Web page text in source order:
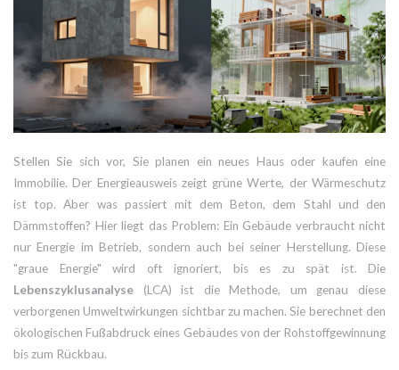
Stellen Sie sich vor, Sie planen ein neues Haus oder kaufen eine
Immobilie. Der Energieausweis zeigt grüne Werte, der Wärmeschutz
ist top. Aber was passiert mit dem Beton, dem Stahl und den
Dämmstoffen? Hier liegt das Problem: Ein Gebäude verbraucht nicht
nur Energie im Betrieb, sondern auch bei seiner Herstellung. Diese
"graue Energie" wird oft ignoriert, bis es zu spät ist. Die
Lebenszyklusanalyse (LCA) ist die Methode, um genau diese
verborgenen Umweltwirkungen sichtbar zu machen. Sie berechnet den
ökologischen Fußabdruck eines Gebäudes von der Rohstoffgewinnung
bis zum Rückbau.